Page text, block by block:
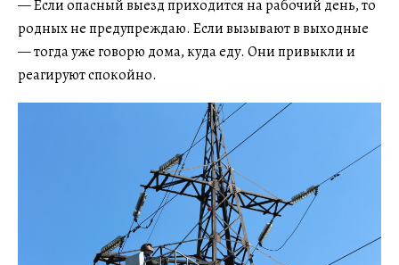
— Если опасный выезд приходится на рабочий день, то
родных не предупреждаю. Если вызывают в выходные
— тогда уже говорю дома, куда еду. Они привыкли и
реагируют спокойно.